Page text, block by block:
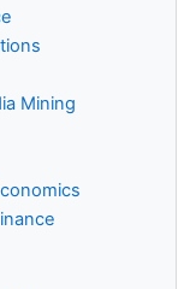
Mining